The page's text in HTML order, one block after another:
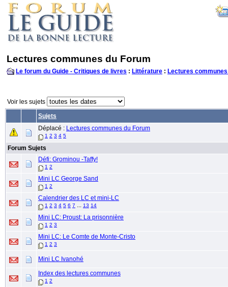
Lectures communes du Forum
Le forum du Guide - Critiques de livres : Littérature : Lectures
Voir les sujets
Sujets
Déplacé : Lectures communes du Forum
1 2 3 4 5
Forum Sujets
Défi: Grominou -Taffy!
1 2
Mini LC George Sand
1 2
Calendrier des LC et mini-LC
1 2 3 4 5 6 7 ... 13 14
Mini LC: Proust: La prisonnière
1 2 3
Mini LC: Le Comte de Monte-Cristo
1 2 3
Mini LC Ivanohé
Index des lectures communes
1 2